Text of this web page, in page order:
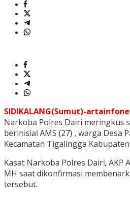
SIDIKALANG(Sumut)-
Narkoba Polres Dairi meringkus
berinisial AMS (27) , warga Desa
Kecamatan Tigalingga
Kasat Narkoba Polres Dairi, AKP
MH saat dikonfirmasi
tersebut.